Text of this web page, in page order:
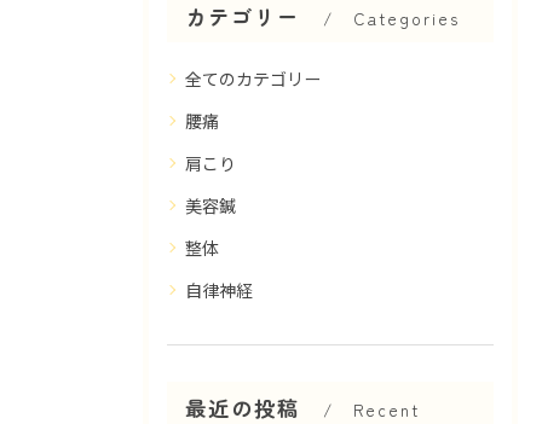
カテゴリー Categories
全てのカテゴリー
腰痛
肩こり
美容鍼
整体
自律神経
最近の投稿
Recent